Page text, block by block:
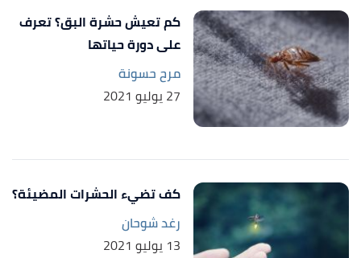
كم تعيش حشرة البق؟ تعرف
على دورة حياتها
مرح حسونة
27 يوليو 2021
كف تضيء الحشرات المضيئة؟
رغد شوحان
13 يوليو 2021